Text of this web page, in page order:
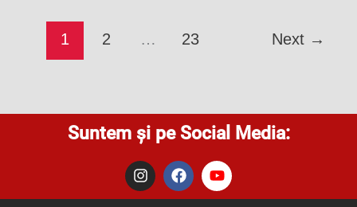
1 2 … 23 Next →
Suntem și pe Social Media:
I
n
s
F
a
c
Y
o
u